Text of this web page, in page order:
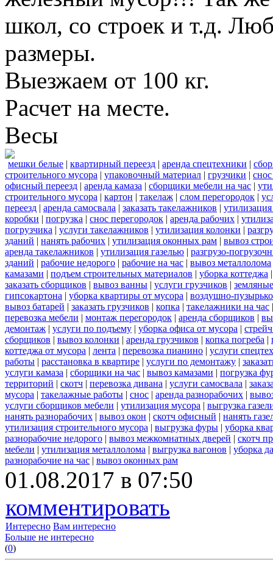
школ, со строек и т.д.
размеры.
Выезжаем от 100 кг.
Расчет на месте.
Весы
мешки белые | квартирный переезд | аренда спецтехники |
строительного мусора | упаковочный материал | грузчики |
офисный переезд | аренда камаза | сборщики мебели на час |
строительного мусора | картон | такелаж | слом перегородок |
переезд | аренда самосвала | заказать такелажников |
коробки | погрузка | снос перегородок | аренда рабочих |
погрузчика | услуги такелажников | утилизация колонки |
зданий | нанять рабочих | утилизация оконных рам | вывоз
аренда такелажников | утилизация газелью | разгрузо-
зданий | рабочие недорого | рабочие на час | вывоз металлолома
камазами | подъем строительных материалов | уборка коттеджа
заказать сборщиков | вывоз ванны | услуги грузчиков |
гипсокартона | уборка квартиры от мусора | воздушно-
вывоз батарей | заказать грузчиков | копка | такелажники на час
перевозка мебели | монтаж перегородок | аренда сборщиков |
демонтаж | услуги по подъему | уборка офиса от мусора |
сборщиков | вывоз колонки | аренда грузчиков | копка погреба |
коттеджа от мусора | лента | перевозка пианино | услуги
работы | расстановка в квартире | услуги по демонтажу |
услуги камаза | сборщики на час | вывоз камазами | погрузка
территорий | скотч | перевозка дивана | услуги самосвала |
мусора | такелажные работы | снос | аренда разнорабочих |
услуги сборщиков мебели | утилизация мусора | выгрузка
нанять разнорабочих | вывоз окон | скотч офисный | нанять
утилизация строительного мусора | выгрузка фуры | уборка
разнорабочие недорого | вывоз межкомнатных дверей | скотч
мебели | утилизация металлолома | выгрузка вагонов | уборка
разнорабочие на час | вывоз оконных рам
01.08.2017 в 07:50
комментировать
Интересно Вам интересно
Больше не интересно
(0)